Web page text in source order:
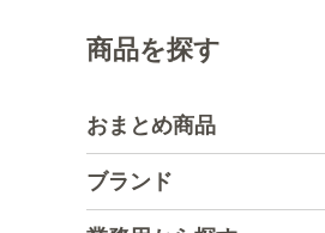
商品を探す
おまとめ商品
ブランド